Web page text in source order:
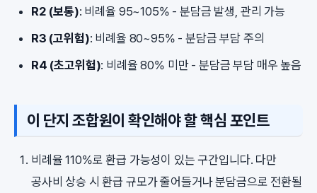
R2 (보통): 비례율 95~105% - 분담금 발생, 관리 가능
R3 (고위험): 비례율 80~95% - 분담금 부담 주의
R4 (초고위험): 비례율 80% 미만 - 분담금 부담 매우 높음
이 단지 조합원이 확인해야 할 핵심 포인트
비례율 110%로 환급 가능성이 있는 구간입니다. 다만
공사비 상승 시 환급 규모가 줄어들거나 분담금으로 전환될